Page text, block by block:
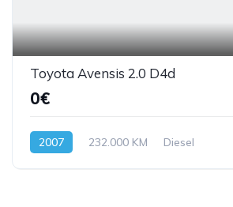
Toyota Avensis 2.0 D4d
0€
2007 232.000 KM Diesel